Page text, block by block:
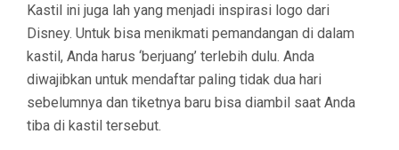
Kastil ini juga lah yang menjadi inspirasi logo dari
Disney. Untuk bisa menikmati pemandangan di dalam
kastil, Anda harus ‘berjuang’ terlebih dulu. Anda
diwajibkan untuk mendaftar paling tidak dua hari
sebelumnya dan tiketnya baru bisa diambil saat Anda
tiba di kastil tersebut.